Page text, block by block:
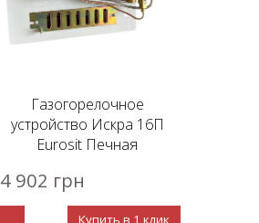
Газогорелочное
устройство Искра 16П
Eurosit Печная
4 902 грн
Купить в 1 клик